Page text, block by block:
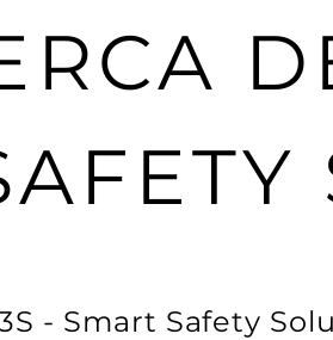
- Smart Safety